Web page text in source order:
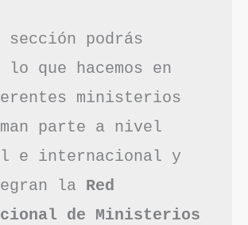
sección podrás
lo que hacemos en
ministerios
parte a nivel
e internacional y
la Red
de Ministerios